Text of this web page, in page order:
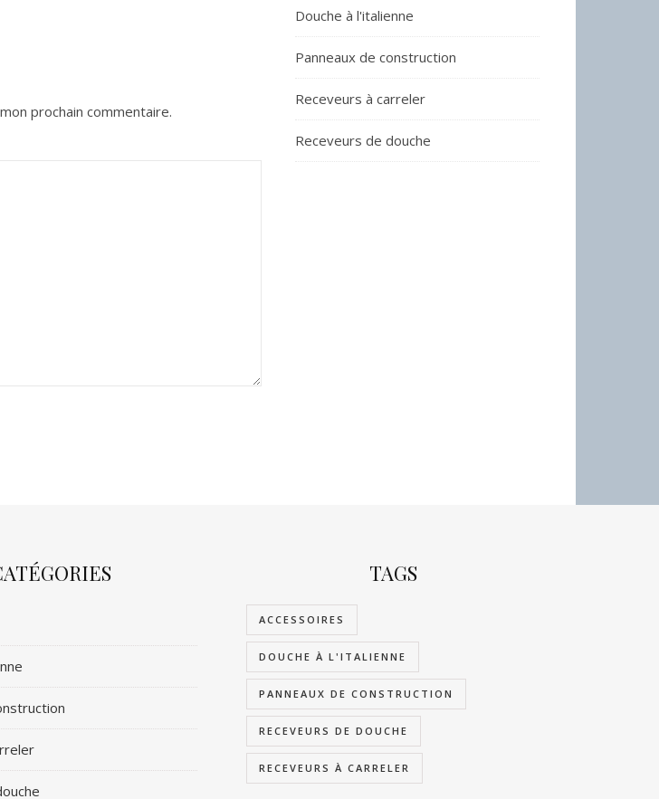
prochain commentaire.
Douche à l'italienne
Panneaux de construction
Receveurs à carreler
Receveurs de douche
TAGS
ACCESSOIRES
DOUCHE À L'ITALIENNE
PANNEAUX DE CONSTRUCTION
RECEVEURS DE DOUCHE
RECEVEURS À CARRELER